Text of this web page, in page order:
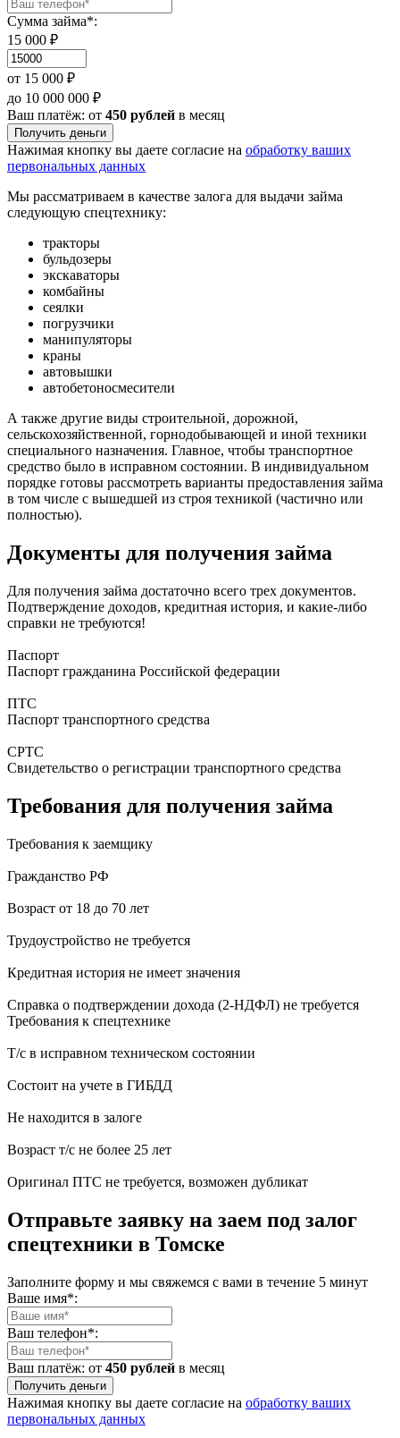
Сумма займа*:
15 000 ₽
от 15 000 ₽
до 10 000 000 ₽
Ваш платёж: от 450 рублей в месяц
Получить деньги
Нажимая кнопку вы даете согласие на обработку ваших
первональных данных
Мы рассматриваем в качестве залога для выдачи займа
следующую спецтехнику:
тракторы
бульдозеры
экскаваторы
комбайны
сеялки
погрузчики
манипуляторы
краны
автовышки
автобетоносмесители
А также другие виды строительной, дорожной,
сельскохозяйственной, горнодобывающей и иной техники
специального назначения. Главное, чтобы транспортное
средство было в исправном состоянии. В индивидуальном
порядке готовы рассмотреть варианты предоставления займа
в том числе с вышедшей из строя техникой (частично или
полностью).
Документы для получения займа
Для получения займа достаточно всего трех документов.
Подтверждение доходов, кредитная история, и какие-либо
справки не требуются!
Паспорт
Паспорт гражданина Российской федерации
ПТС
Паспорт транспортного средства
СРТС
Свидетельство о регистрации транспортного средства
Требования для получения займа
Требования к заемщику
Гражданство РФ
Возраст от 18 до 70 лет
Трудоустройство не требуется
Кредитная история не имеет значения
Справка о подтверждении дохода (2-НДФЛ) не требуется
Требования к спецтехнике
Т/с в исправном техническом состоянии
Состоит на учете в ГИБДД
Не находится в залоге
Возраст т/с не более 25 лет
Оригинал ПТС не требуется, возможен дубликат
Отправьте заявку на заем под залог
спецтехники в Томске
Заполните форму и мы свяжемся с вами в течение 5 минут
Ваше имя*:
Ваш телефон*:
Ваш платёж: от 450 рублей в месяц
Получить деньги
Нажимая кнопку вы даете согласие на обработку ваших
первональных данных